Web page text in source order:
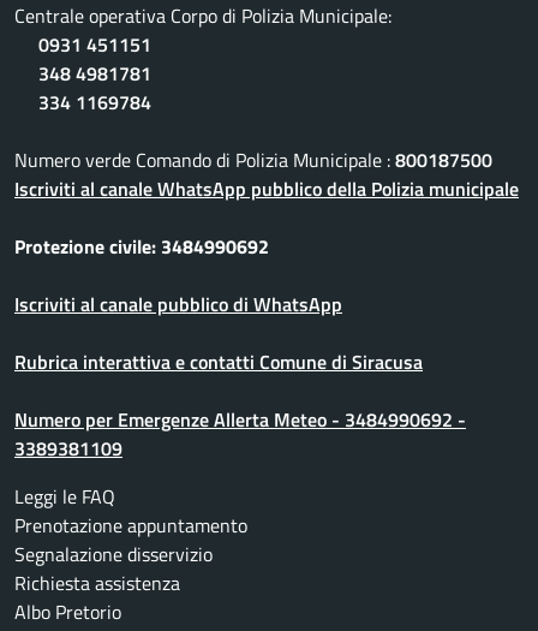
Centrale operativa Corpo di Polizia Municipale:
0931 451151
348 4981781
334 1169784
Numero verde Comando di Polizia Municipale :800187500
Iscriviti al canale WhatsApp pubblico della Polizia municipale
Protezione civile: 3484990692
Iscriviti al canale pubblico di WhatsApp
Rubrica interattiva e contatti Comune di Siracusa
Numero per Emergenze Allerta Meteo - 3484990692 -
3389381109
Leggi le FAQ
Prenotazione appuntamento
Segnalazione disservizio
Richiesta assistenza
Albo Pretorio